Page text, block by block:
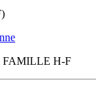
FAMILLE H-F